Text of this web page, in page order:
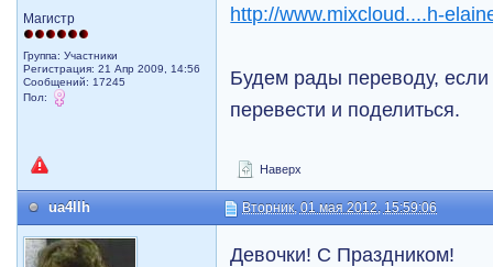
Магистр
Группа: Участники
Регистрация: 21 Апр 2009, 14:56
Сообщений: 17245
Пол:
http://www.mixcloud....h-
Будем рады переводу, если
перевести и поделиться.
Наверх
ua4llh Вторник, 01 мая 2012, 15:59:06
Девочки! С Праздником!